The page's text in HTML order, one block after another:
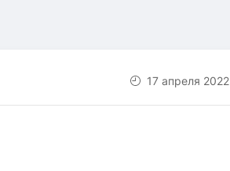
17 апреля 2022